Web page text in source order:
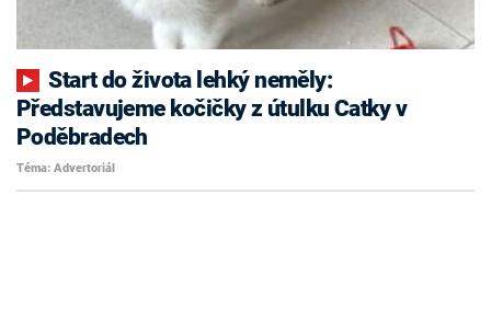
Start do života lehký neměly:
Představujeme kočičky z útulku Catky v
Poděbradech
Téma: Advertoriál